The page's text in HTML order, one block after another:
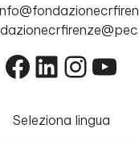
Facebook
LinkedIn
Seleziona lingua